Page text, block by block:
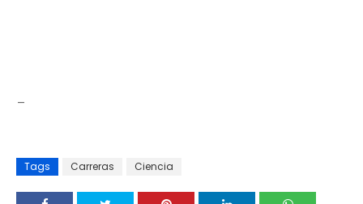
Tags Carreras Ciencia